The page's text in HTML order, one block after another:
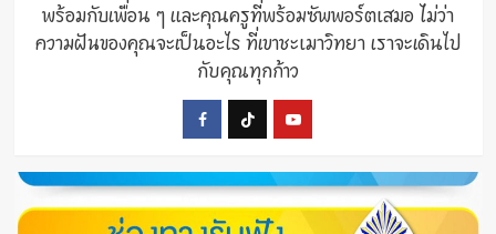
พร้อมกับเพื่อน ๆ และคุณครูที่พร้อมซัพพอร์ตเสมอ ไม่ว่า
ความฝันของคุณจะเป็นอะไร ที่เขาชะเมาวิทยา เราจะเดินไป
กับคุณทุกก้าว